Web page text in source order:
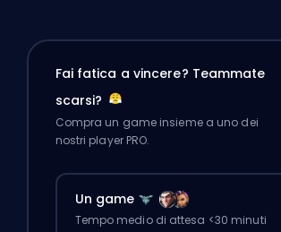
Fai fatica a vincere? Teammate
scarsi?
Compra un game insieme a uno dei
nostri player PRO.
Un game
Tempo medio di attesa <30 minuti